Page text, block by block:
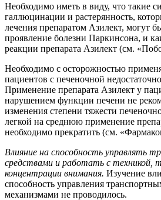
Необходимо иметь в виду, что такие
галлюцинации и растерянность,
лечения препаратом Азилект, могут
проявление болезни Паркинсона, и
реакции препарата Азилект (см.
Необходимо с осторожностью
пациентов с печеночной
Применение препарата Азилект у
нарушением функции печени не
изменения степени тяжести
легкой на среднюю применение
необходимо прекратить (см.
Влияние на способность управлять
средствами и работать с техникой,
концентрации внимания. Изучение
способность управления
механизмами не проводилось.